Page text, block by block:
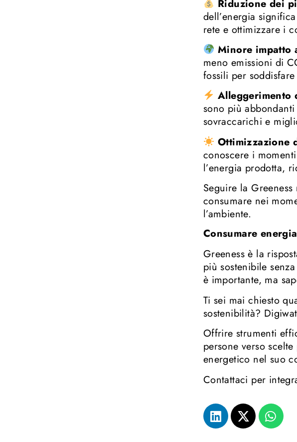
Riduzione dei
dell’energia
rete e ottimizzare i
Minore impatto
meno emissioni di
fossili per
Alleggerimento
sono più
sovraccarichi e
Ottimizzazione
conoscere i
l’energia prodotta,
Seguire la
consumare nei
l’ambiente.
Consumare
Greeness è la
più sostenibile
è importante, ma
Ti sei mai chiesto
sostenibilità?
Offrire strumenti
persone verso
energetico nel suo
Contattaci per